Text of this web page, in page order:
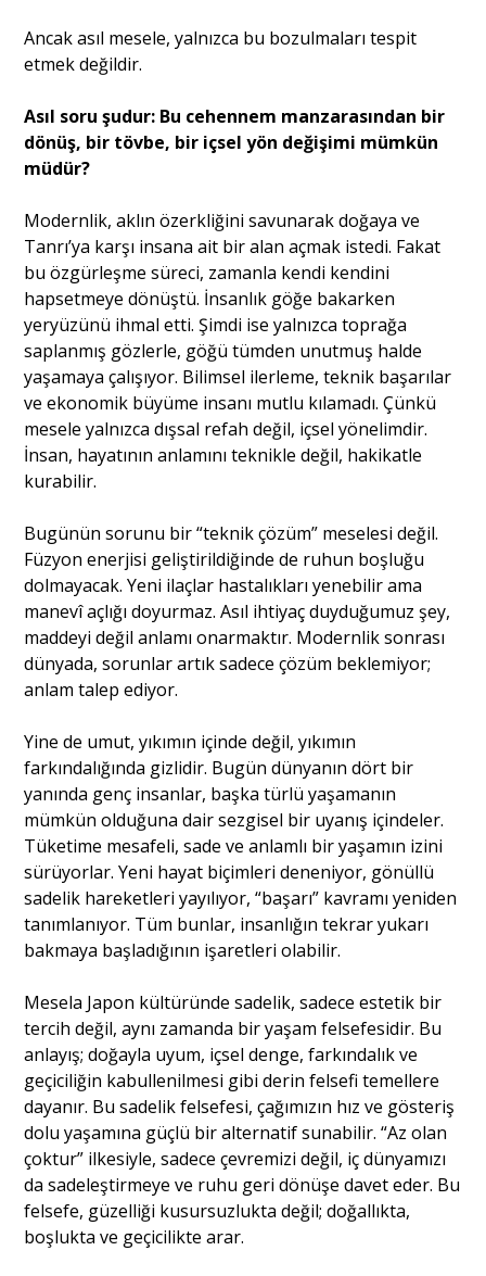
Ancak asıl mesele, yalnızca bu bozulmaları tespit
etmek değildir.
Asıl soru şudur: Bu cehennem manzarasından bir
dönüş, bir tövbe, bir içsel yön değişimi mümkün
müdür?
Modernlik, aklın özerkliğini savunarak doğaya ve
Tanrı’ya karşı insana ait bir alan açmak istedi. Fakat
bu özgürleşme süreci, zamanla kendi kendini
hapsetmeye dönüştü. İnsanlık göğe bakarken
yeryüzünü ihmal etti. Şimdi ise yalnızca toprağa
saplanmış gözlerle, göğü tümden unutmuş halde
yaşamaya çalışıyor. Bilimsel ilerleme, teknik başarılar
ve ekonomik büyüme insanı mutlu kılamadı. Çünkü
mesele yalnızca dışsal refah değil, içsel yönelimdir.
İnsan, hayatının anlamını teknikle değil, hakikatle
kurabilir.
Bugünün sorunu bir “teknik çözüm” meselesi değil.
Füzyon enerjisi geliştirildiğinde de ruhun boşluğu
dolmayacak. Yeni ilaçlar hastalıkları yenebilir ama
manevî açlığı doyurmaz. Asıl ihtiyaç duyduğumuz şey,
maddeyi değil anlamı onarmaktır. Modernlik sonrası
dünyada, sorunlar artık sadece çözüm beklemiyor;
anlam talep ediyor.
Yine de umut, yıkımın içinde değil, yıkımın
farkındalığında gizlidir. Bugün dünyanın dört bir
yanında genç insanlar, başka türlü yaşamanın
mümkün olduğuna dair sezgisel bir uyanış içindeler.
Tüketime mesafeli, sade ve anlamlı bir yaşamın izini
sürüyorlar. Yeni hayat biçimleri deneniyor, gönüllü
sadelik hareketleri yayılıyor, “başarı” kavramı yeniden
tanımlanıyor. Tüm bunlar, insanlığın tekrar yukarı
bakmaya başladığının işaretleri olabilir.
Mesela Japon kültüründe sadelik, sadece estetik bir
tercih değil, aynı zamanda bir yaşam felsefesidir. Bu
anlayış; doğayla uyum, içsel denge, farkındalık ve
geçiciliğin kabullenilmesi gibi derin felsefi temellere
dayanır. Bu sadelik felsefesi, çağımızın hız ve gösteriş
dolu yaşamına güçlü bir alternatif sunabilir. “Az olan
çoktur” ilkesiyle, sadece çevremizi değil, iç dünyamızı
da sadeleştirmeye ve ruhu geri dönüşe davet eder. Bu
felsefe, güzelliği kusursuzlukta değil; doğallıkta,
boşlukta ve geçicilikte arar.